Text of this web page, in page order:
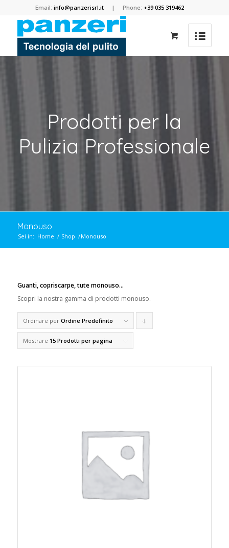
Email:info@panzerisrl.it | Phone:+39 035 319462
Prodotti per la
Pulizia Professionale
Monouso
Sei in: Home / Shop /Monouso
Guanti, copriscarpe, tute monouso…
Scopri la nostra gamma di prodotti monouso.
Ordinare per Ordine Predefinito
i
discendente
Mostrare 15 Prodotti per pagina